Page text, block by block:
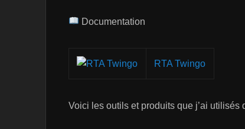
Documentation
RTA Twingo
Voici les outils et produits que j’ai utilisés